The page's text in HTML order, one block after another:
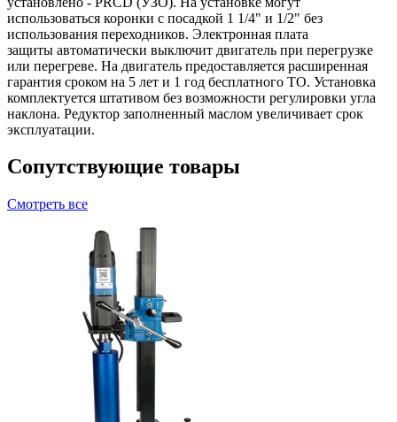
использоваться коронки с посадкой 1 1/4" и 1/2" без
использования переходников. Электронная плата
защиты автоматически выключит двигатель при перегрузке
или перегреве. На двигатель предоставляется расширенная
гарантия сроком на 5 лет и 1 год бесплатного ТО. Установка
комплектуется штативом без возможности регулировки угла
наклона. Редуктор заполненный маслом увеличивает срок
эксплуатации.
Сопутствующие товары
Смотреть все